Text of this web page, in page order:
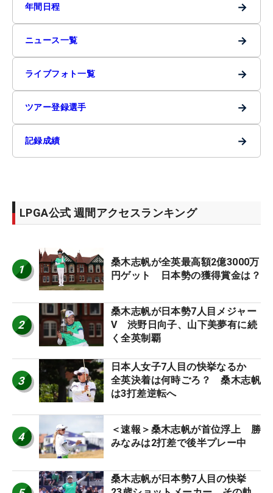
年間日程 →
ニュース一覧 →
ライブフォト一覧 →
ツアー登録選手 →
記録成績 →
LPGA公式 週間アクセスランキング
1
桑木志帆が全英最高額2億3000万
円ゲット 日本勢の獲得賞金は？
2
桑木志帆が日本勢7人目メジャー
V 渋野日向子、山下美夢有に続
く全英制覇
3
日本人女子7人目の快挙なるか
全英決着は何時ごろ？ 桑木志帆
は3打差逆転へ
4
＜速報＞桑木志帆が首位浮上 勝
みなみは2打差で後半プレー中
桑木志帆が日本勢7人目の快挙